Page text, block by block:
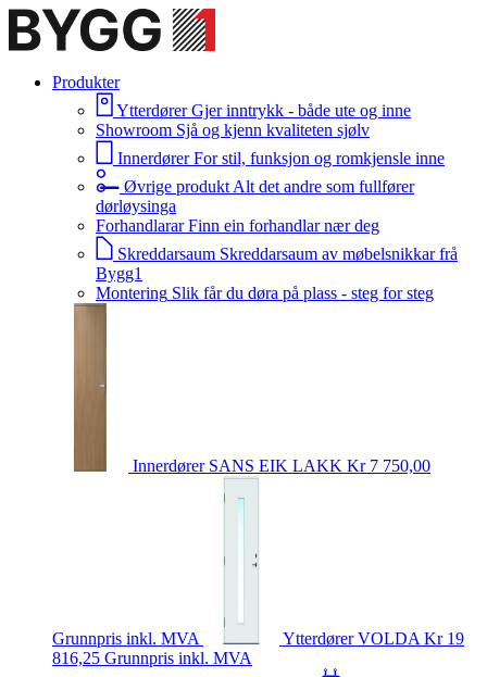
Produkter
Ytterdører Gjer inntrykk - både ute og inne
Showroom Sjå og kjenn kvaliteten sjølv
Innerdører For stil, funksjon og romkjensle inne
Øvrige produkt Alt det andre som fullfører
dørløysinga
Forhandlarar Finn ein forhandlar nær deg
Skreddarsaum Skreddarsaum av møbelsnikkar frå
Bygg1
Montering Slik får du døra på plass - steg for steg
Innerdører SANS EIK LAKK Kr 7 750,00
Grunnpris inkl. MVA YtterdørerVOLDA Kr 19
816,25 Grunnpris inkl. MVA